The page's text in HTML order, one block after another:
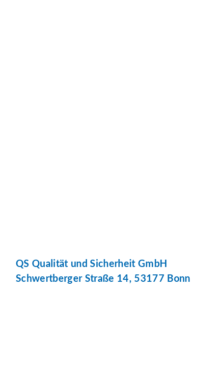
QS Qualität und Sicherheit GmbH
Schwertberger Straße 14, 53177 Bonn